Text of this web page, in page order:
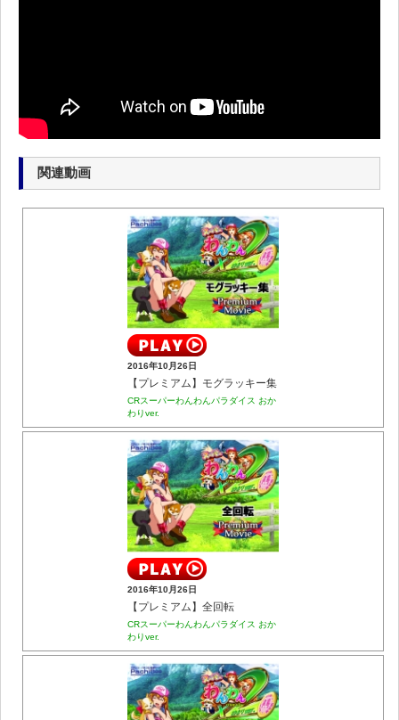
関連動画
2016年10月26日
【プレミアム】モグラッキー集
CRスーパーわんわんパラダイス おか
わりver.
2016年10月26日
【プレミアム】全回転
CRスーパーわんわんパラダイス おか
わりver.